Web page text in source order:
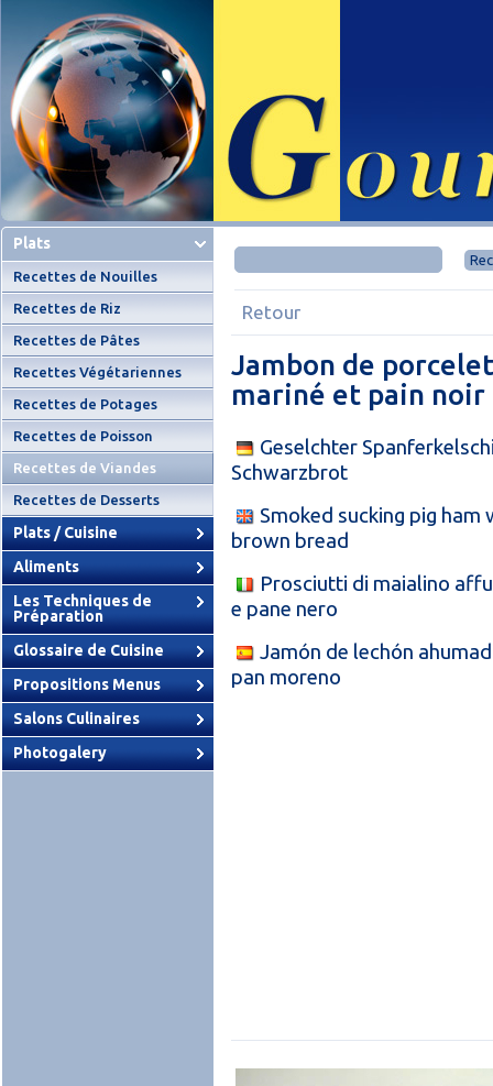
Plats
Recettes de Nouilles
Recettes de Riz
Recettes de Pâtes
Recettes Végétariennes
Recettes de Potages
Recettes de Poisson
Recettes de Viandes
Recettes de Desserts
Plats / Cuisine
Aliments
Les Techniques de
Préparation
Glossaire de Cuisine
Propositions Menus
Salons Culinaires
Photogalery
Retour
Jambon de
mariné et pain noir
Geselchter
Schwarzbrot
Smoked sucking pig
brown bread
Prosciutti di maialino
e pane nero
Jamón de lechón
pan moreno